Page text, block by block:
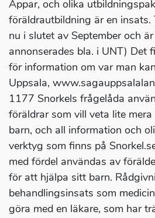
Appar, och olika
föräldrautbildning är en insats.
nu i slutet av September och
annonserades bla. i UNT) Det
för information om var man
Uppsala,
1177 Snorkels frågelåda
föräldrar som vill veta lite
barn, och all information och
verktyg som finns på
med fördel användas av
för att hjälpa sitt barn.
behandlingsinsats som
göra med en läkare, som har